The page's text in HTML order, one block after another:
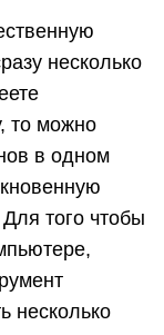
несколько
то можно
в одном
того чтобы
несколько